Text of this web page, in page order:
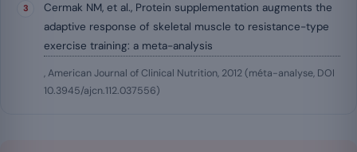
Cermak NM, et al., Protein supplementation augments the
adaptive response of skeletal muscle to resistance-type
exercise training: a meta-analysis
, American Journal of Clinical Nutrition, 2012 (méta-analyse, DOI
10.3945/ajcn.112.037556)